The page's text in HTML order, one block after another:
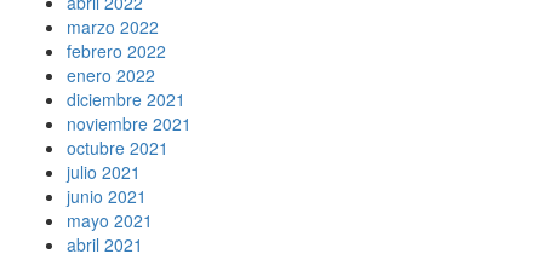
marzo 2022
febrero 2022
enero 2022
diciembre 2021
noviembre 2021
octubre 2021
julio 2021
junio 2021
mayo 2021
abril 2021